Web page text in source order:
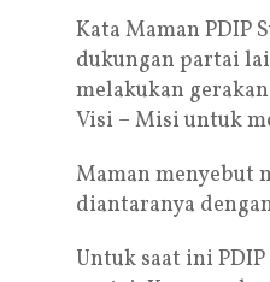
Kata Maman PDIP
dukungan partai
melakukan
Visi – Misi untuk
Maman menyebut
diantaranya
Untuk saat ini